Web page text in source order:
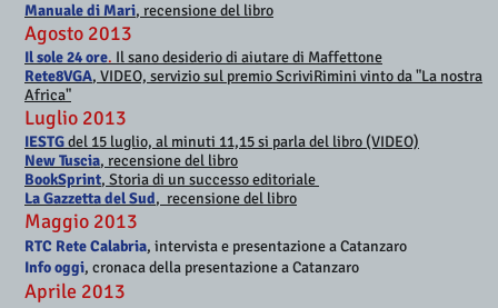
Manuale di Mari, recensione del libro
Agosto 2013
Il sole 24 ore. Il sano desiderio di aiutare di Maffettone
Rete8VGA, VIDEO, servizio sul premio ScriviRimini vinto da "La nostra
Africa"
​Luglio 2013
IESTGdel 15 luglio, al minuti 11,15 si parla del libro (VIDEO)
New Tuscia, recensione del libro
BookSprint, Storia di un successo editoriale
La Gazzetta del Sud, recensione del libro
Maggio 2013
RTC Rete Calabria, intervista e presentazione a Catanzaro
Info oggi, cronaca della presentazione a Catanzaro
Aprile 2013